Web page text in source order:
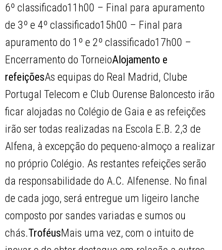
6º classificado11h00 – Final para apuramento
de 3º e 4º classificado15h00 – Final para
apuramento do 1º e 2º classificado17h00 –
Encerramento do TorneioAlojamento e
refeiçõesAs equipas do Real Madrid, Clube
Portugal Telecom e Club Ourense Baloncesto irão
ficar alojadas no Colégio de Gaia e as refeições
irão ser todas realizadas na Escola E.B. 2,3 de
Alfena, à excepção do pequeno-almoço a realizar
no próprio Colégio. As restantes refeições serão
da responsabilidade do A.C. Alfenense. No final
de cada jogo, será entregue um ligeiro lanche
composto por sandes variadas e sumos ou
chás.TroféusMais uma vez, com o intuito de